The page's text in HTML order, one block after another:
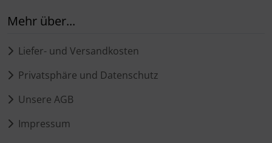
Mehr über...
Liefer- und Versandkosten
Privatsphäre und Datenschutz
Unsere AGB
Impressum